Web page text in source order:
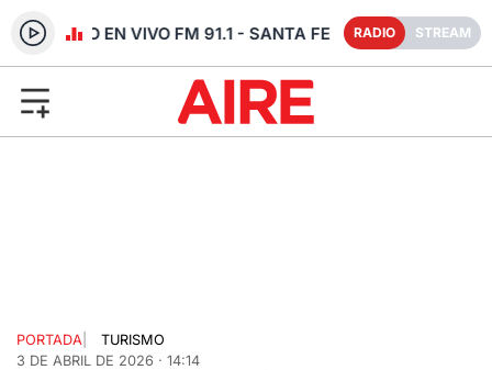
RADIO EN VIVO FM 91.1 - SANTA FE RADIO STREAM
PORTADA
TURISMO
3 DE ABRIL DE 2026 · 14:14